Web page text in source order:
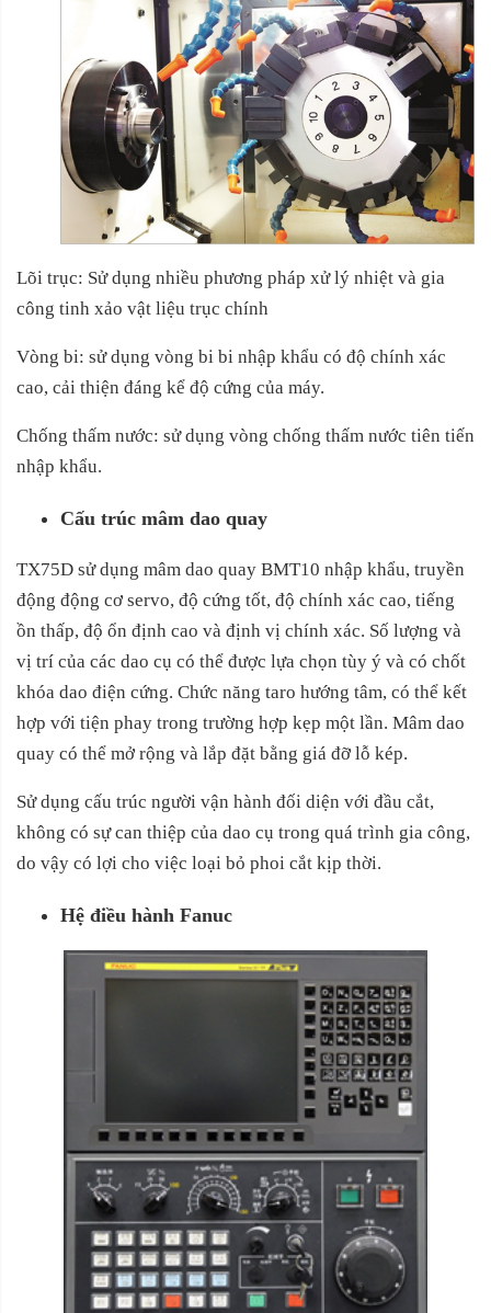
Lõi trục: Sử dụng nhiều phương pháp xử lý nhiệt và gia
công tinh xảo vật liệu trục chính
Vòng bi: sử dụng vòng bi bi nhập khẩu có độ chính xác
cao, cải thiện đáng kể độ cứng của máy.
Chống thấm nước: sử dụng vòng chống thấm nước tiên tiến
nhập khẩu.
Cấu trúc mâm dao quay
TX75D sử dụng mâm dao quay BMT10 nhập khẩu, truyền
động động cơ servo, độ cứng tốt, độ chính xác cao, tiếng
ồn thấp, độ ổn định cao và định vị chính xác. Số lượng và
vị trí của các dao cụ có thể được lựa chọn tùy ý và có chốt
khóa dao điện cứng. Chức năng taro hướng tâm, có thể kết
hợp với tiện phay trong trường hợp kẹp một lần. Mâm dao
quay có thể mở rộng và lắp đặt bằng giá đỡ lỗ kép.
Sử dụng cấu trúc người vận hành đối diện với đầu cắt,
không có sự can thiệp của dao cụ trong quá trình gia công,
do vậy có lợi cho việc loại bỏ phoi cắt kịp thời.
Hệ điều hành Fanuc